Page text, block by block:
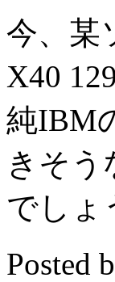
今、某
X40
純IBM
きそ
でしょ
Posted